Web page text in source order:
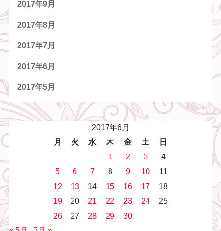
2017年9月
2017年8月
2017年7月
2017年6月
2017年5月
2017年6月
月
火 水 木 金 土
日
1
2 3
4
5
6 7 8 9 10
11
12
13 14 15 16 17
18
19
20 21 22 23 24
25
26
27 28 29
30